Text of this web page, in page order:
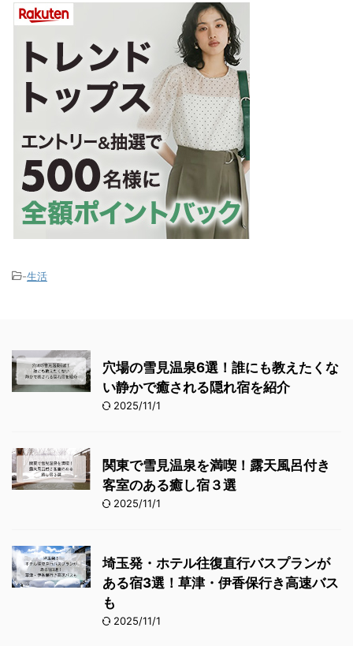
-生活
穴場の雪見温泉6選！誰にも教えたくな
い静かで癒される隠れ宿を紹介
2025/11/1
関東で雪見温泉を満喫！露天風呂付き
客室のある癒し宿３選
2025/11/1
埼玉発・ホテル往復直行バスプランが
ある宿3選！草津・伊香保行き高速バス
も
2025/11/1